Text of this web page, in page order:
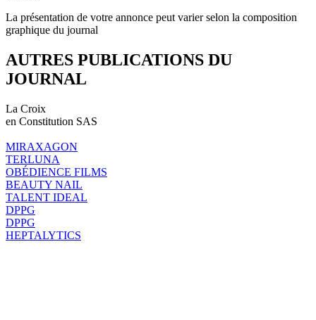
La présentation de votre annonce peut varier selon la composition
graphique du journal
AUTRES PUBLICATIONS DU
JOURNAL
La Croix
en Constitution SAS
MIRAXAGON
TERLUNA
OBÉDIENCE FILMS
BEAUTY NAIL
TALENT IDEAL
DPPG
DPPG
HEPTALYTICS